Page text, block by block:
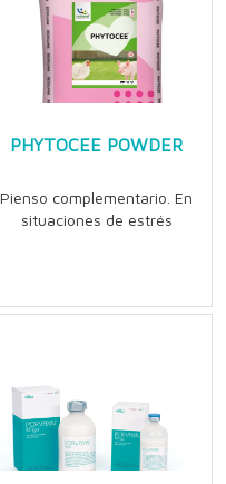
PHYTOCEE POWDER
Pienso complementario. En
situaciones de estrés